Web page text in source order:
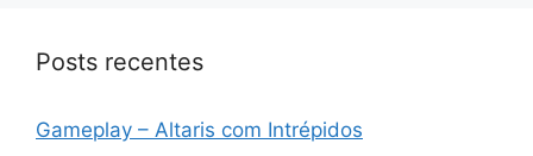
Posts recentes
Gameplay – Altaris com Intrépidos